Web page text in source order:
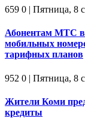
659 0 | Пятница, 8
Абонентам МТС в
мобильных
тарифных планов
952 0 | Пятница, 8
Жители Коми
кредиты